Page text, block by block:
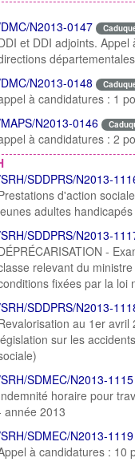
N2013-0147
et DDI adjoints.
N2013-0148
à candidatures : 1
N2013-0146
à candidatures : 2
SDDPRS/N2013-
d'action
adultes
SDDPRS/N2013-
-
relevant du
fixées par la loi
SDDPRS/N2013-
au 1er
sur les
SDMEC/N2013-1115
horaire pour
année 2013
SDMEC/N2013-1119
à candidatures : 10